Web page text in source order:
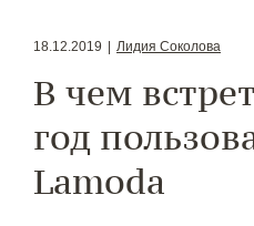
18.12.2019 Лидия Соколова
В чем
год
Lamoda